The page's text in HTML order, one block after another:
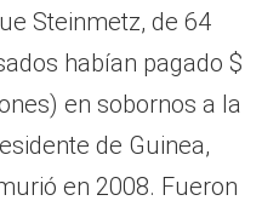
Steinmetz, de 64
​​habían pagado $
en sobornos a la
de Guinea,
en 2008. Fueron